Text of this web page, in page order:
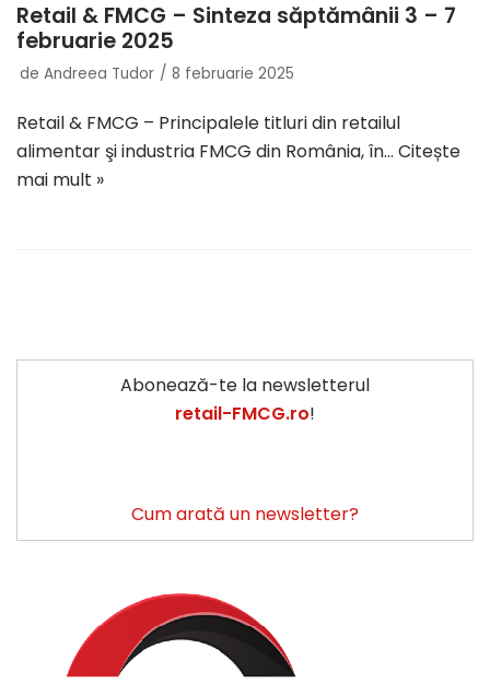
Retail & FMCG – Sinteza săptămânii 3 – 7
februarie 2025
de Andreea Tudor 8 februarie 2025
Retail & FMCG – Principalele titluri din retailul
alimentar şi industria FMCG din România, în… Citește
mai mult »
Abonează-te la newsletterul
retail-FMCG.ro!
Cum arată un newsletter?